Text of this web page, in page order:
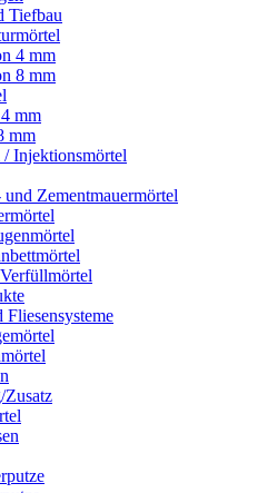
Tiefbau
4 mm
8 mm
mm
mm
Injektionsmörtel
Zementmauermörtel
Zusatz